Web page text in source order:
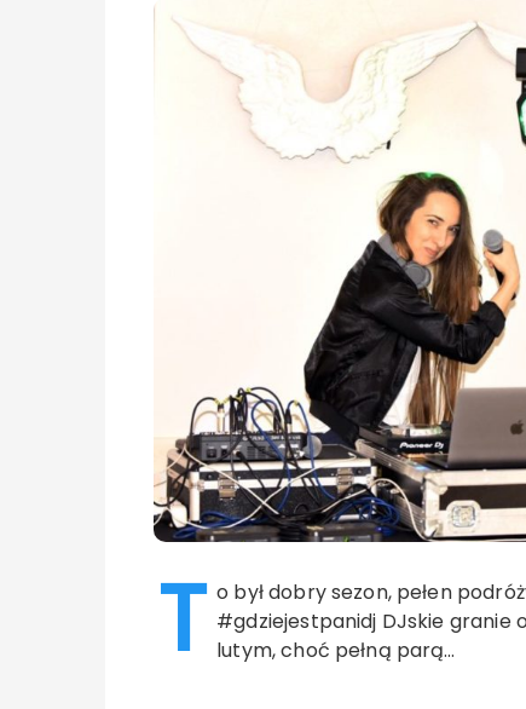
T o był dobry sezon, pełen
#gdziejestpanidj DJskie granie
lutym, choć pełną parą…